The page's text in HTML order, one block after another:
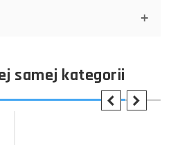
samej kategorii